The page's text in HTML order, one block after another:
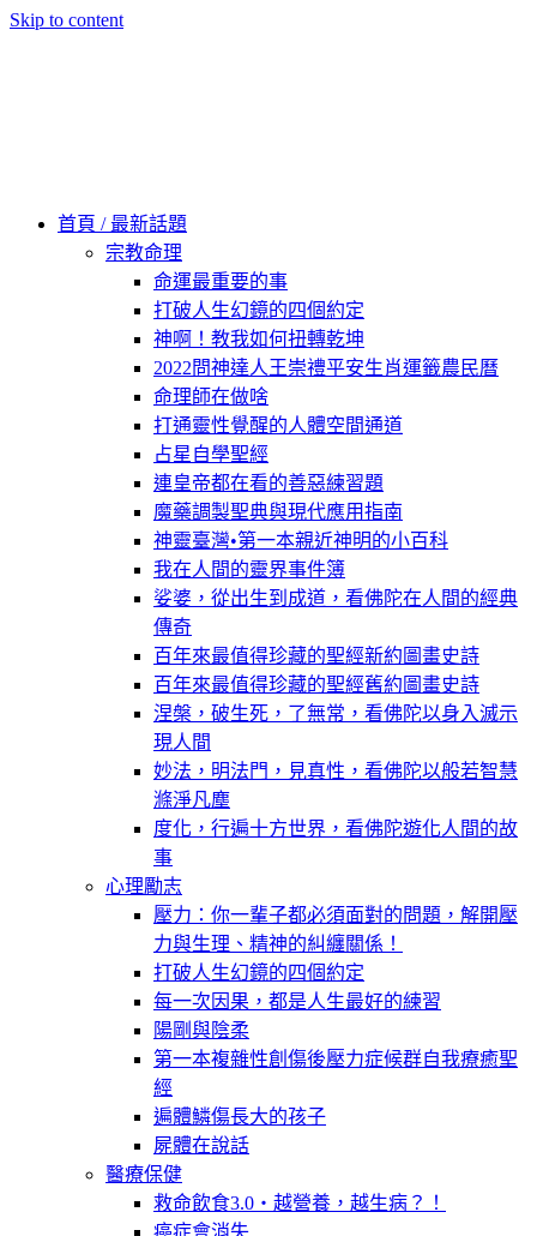
Skip to content
首頁 / 最新話題
宗教命理
命運最重要的事
打破人生幻鏡的四個約定
神啊！教我如何扭轉乾坤
2022問神達人王崇禮平安生肖運籤農民曆
命理師在做啥
打通靈性覺醒的人體空間通道
占星自學聖經
連皇帝都在看的善惡練習題
魔藥調製聖典與現代應用指南
神靈臺灣•第一本親近神明的小百科
我在人間的靈界事件簿
娑婆，從出生到成道，看佛陀在人間的經典
傳奇
百年來最值得珍藏的聖經新約圖畫史詩
百年來最值得珍藏的聖經舊約圖畫史詩
涅槃，破生死，了無常，看佛陀以身入滅示
現人間
妙法，明法門，見真性，看佛陀以般若智慧
滌淨凡塵
度化，行遍十方世界，看佛陀遊化人間的故
事
心理勵志
壓力：你一輩子都必須面對的問題，解開壓
力與生理、精神的糾纏關係！
打破人生幻鏡的四個約定
每一次因果，都是人生最好的練習
陽剛與陰柔
第一本複雜性創傷後壓力症候群自我療癒聖
經
遍體鱗傷長大的孩子
屍體在說話
醫療保健
救命飲食3.0‧越營養，越生病？！
癌症會消失